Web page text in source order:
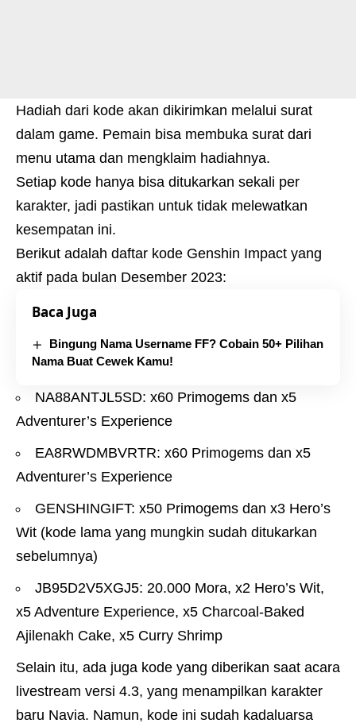
Hadiah dari kode akan dikirimkan melalui surat
dalam game. Pemain bisa membuka surat dari
menu utama dan mengklaim hadiahnya.
Setiap kode hanya bisa ditukarkan sekali per
karakter, jadi pastikan untuk tidak melewatkan
kesempatan ini.
Berikut adalah daftar kode Genshin Impact yang
aktif pada bulan Desember 2023:
Baca Juga
Bingung Nama Username FF? Cobain 50+ Pilihan
Nama Buat Cewek Kamu!
NA88ANTJL5SD: x60 Primogems dan x5
Adventurer’s Experience
EA8RWDMBVRTR: x60 Primogems dan x5
Adventurer’s Experience
GENSHINGIFT: x50 Primogems dan x3 Hero’s
Wit (kode lama yang mungkin sudah ditukarkan
sebelumnya)
JB95D2V5XGJ5: 20.000 Mora, x2 Hero’s Wit,
x5 Adventure Experience, x5 Charcoal-Baked
Ajilenakh Cake, x5 Curry Shrimp
Selain itu, ada juga kode yang diberikan saat acara
livestream versi 4.3, yang menampilkan karakter
baru Navia. Namun, kode ini sudah kadaluarsa